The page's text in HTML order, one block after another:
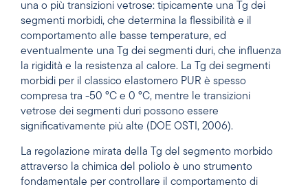
una o più transizioni vetrose: tipicamente una Tg dei
segmenti morbidi, che determina la flessibilità e il
comportamento alle basse temperature, ed
eventualmente una Tg dei segmenti duri, che influenza
la rigidità e la resistenza al calore. La Tg dei segmenti
morbidi per il classico elastomero PUR è spesso
compresa tra -50 °C e 0 °C, mentre le transizioni
vetrose dei segmenti duri possono essere
significativamente più alte (DOE OSTI, 2006).
La regolazione mirata della Tg del segmento morbido
attraverso la chimica del poliolo è uno strumento
fondamentale per controllare il comportamento di